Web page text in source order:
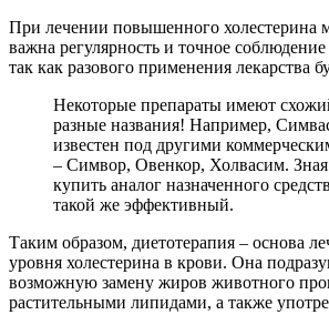
При лечении повышенного холестерина
важна регулярность и точное соблюдение
так как разового применения лекарства
Некоторые препараты имеют
разные названия! Например,
известен под другими
– Симвор, Овенкор, Холвасим.
купить аналог назначенного
такой же эффективный.
Таким образом, диетотерапия – основа
уровня холестерина в крови. Она
возможную замену жиров животного
растительными липидами, а также